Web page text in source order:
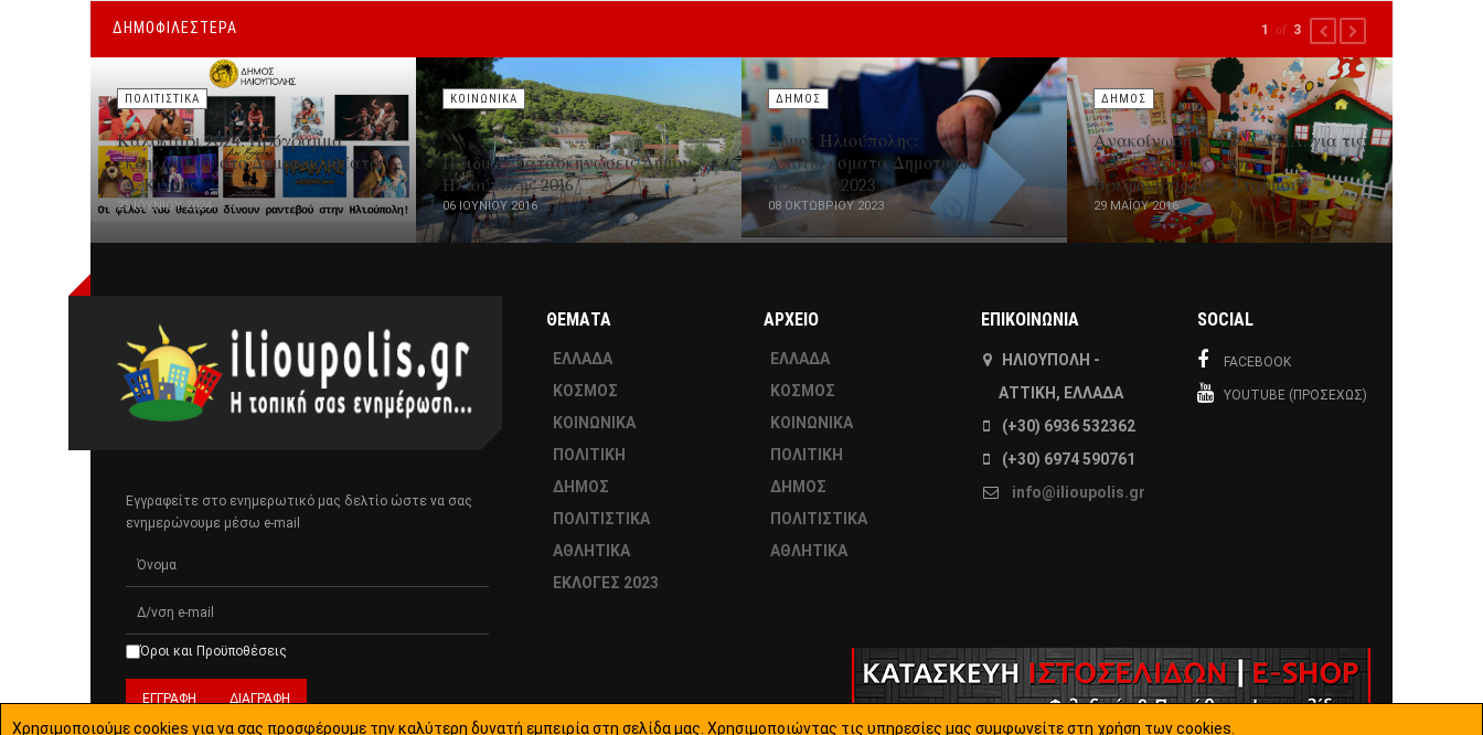
ΔΗΜΟΦΙΛΕΣΤΕΡΑ
ΠΟΛΙΤΙΣΤΙΚΑ
Καλοκαίρι 2024: Πρόγραμμα
εκδηλώσεων στο Δημοτικό Θέατρο
"Δ. Κιντής"
25 ΙΟΥΝΊΟΥ 2024
ΚΟΙΝΩΝΙΚΑ
Παιδικές κατασκηνώσεις Δήμου
Ηλιούπολης 2016
06 ΙΟΥΝΊΟΥ 2016
ΔΗΜΟΣ
Δήμος Ηλιούπολης:
Αποτελέσματα Δημοτικών
εκλογών 2023
08 ΟΚΤΩΒΡΊΟΥ 2023
ΔΗΜΟΣ
Ανακοίνωση Κ.Α.Φ.Α.Δ.ΗΛ. για τις
νέες εγγραφές στους
Βρεφονηπιακούς Σταθμούς
29 ΜΑΪ́ΟΥ 2016
1 of 3 PREVIOUS
NEXT
Εγγραφείτε στο ενημερωτικό μας δελτίο ώστε να σας
ενημερώνουμε μέσω e-mail
Όροι και Προϋποθέσεις
ΘΕΜΑΤΑ
ΕΛΛΑΔΑ
ΚΟΣΜΟΣ
ΚΟΙΝΩΝΙΚΑ
ΠΟΛΙΤΙΚΗ
ΔΗΜΟΣ
ΠΟΛΙΤΙΣΤΙΚΑ
ΑΘΛΗΤΙΚΑ
ΕΚΛΟΓΕΣ 2023
ΑΡΧΕΙΟ
ΕΛΛΑΔΑ
ΚΟΣΜΟΣ
ΚΟΙΝΩΝΙΚΑ
ΠΟΛΙΤΙΚΗ
ΔΗΜΟΣ
ΠΟΛΙΤΙΣΤΙΚΑ
ΑΘΛΗΤΙΚΑ
ΕΠΙΚΟΙΝΩΝΙΑ
ΗΛΙΟΎΠΟΛΗ -
ΑΤΤΙΚΉ, ΕΛΛΆΔΑ
(+30) 6936 532362
(+30) 6974 590761
info@ilioupolis.gr
SOCIAL
FACEBOOK
YOUTUBE (ΠΡΟΣΕΧΏΣ)
Χρησιμοποιούμε cookies για να σας προσφέρουμε την καλύτερη δυνατή εμπειρία στη σελίδα μας. Χρησιμοποιώντας τις υπηρεσίες μας συμφωνείτε στη χρήση των cookies.